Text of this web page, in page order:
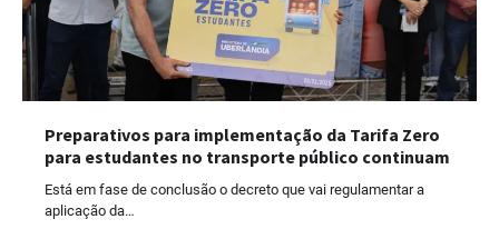
Preparativos para implementação da Tarifa Zero
para estudantes no transporte público continuam
Está em fase de conclusão o decreto que vai regulamentar a
aplicação da…